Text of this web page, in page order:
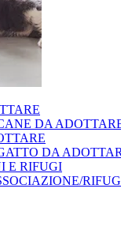
DA
DA
E RIFUGI